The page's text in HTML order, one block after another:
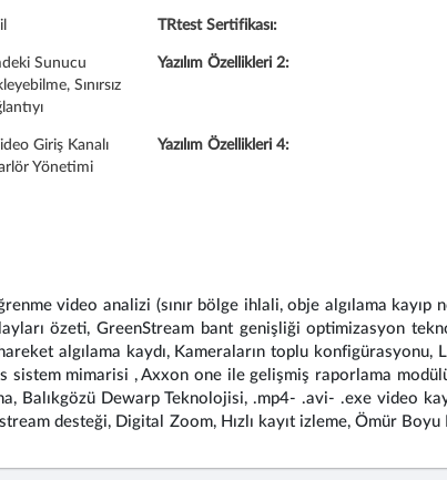
TRtest Sertifikası:
Sunucu
Sınırsız
Yazılım Özellikleri 2:
Giriş Kanalı
Yönetimi
Yazılım Özellikleri 4:
video analizi (sınır bölge ihlali, obje algılama kayıp
özeti, GreenStream bant genişliği optimizasyon
algılama kaydı, Kameraların toplu konfigürasyonu,
mimarisi , Axxon one ile gelişmiş raporlama
Balıkgözü Dewarp Teknolojisi, .mp4- .avi- .exe video
desteği, Digital Zoom, Hızlı kayıt izleme, Ömür